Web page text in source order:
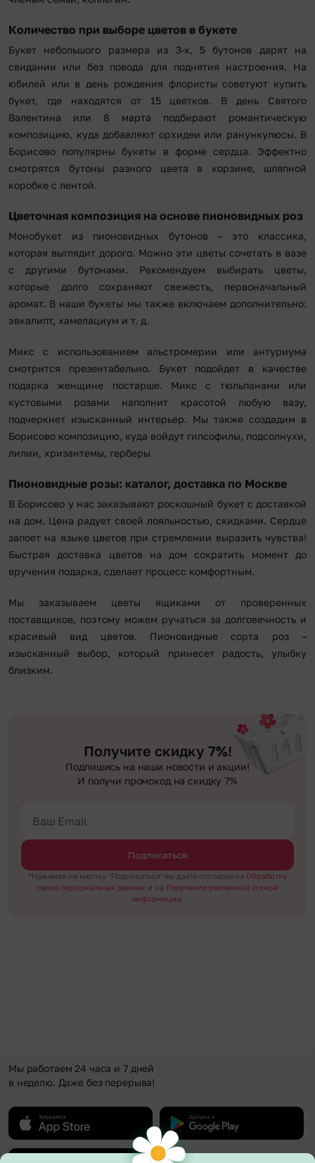
Количество при выборе цветов в букете
Букет небольшого размера из 3-х, 5 бутонов дарят на
свидании или без повода для поднятия настроения. На
юбилей или в день рождения флористы советуют купить
букет, где находятся от 15 цветков. В день Святого
Валентина или 8 марта подбирают романтическую
композицию, куда добавляют орхидеи или ранункулюсы. В
Борисово популярны букеты в форме сердца. Эффектно
смотрятся бутоны разного цвета в корзине, шляпной
коробке с лентой.
Цветочная композиция на основе пионовидных роз
Монобукет из пионовидных бутонов – это классика,
которая выглядит дорого. Можно эти цветы сочетать в вазе
с другими бутонами. Рекомендуем выбирать цветы,
которые долго сохраняют свежесть, первоначальный
аромат. В наши букеты мы также включаем дополнительно:
эвкалипт, хамелациум и т. д.
Микс с использованием альстромерии или антуриума
смотрится презентабельно. Букет подойдет в качестве
подарка женщине постарше. Микс с тюльпанами или
кустовыми розами наполнит красотой любую вазу,
подчеркнет изысканный интерьер. Мы также создадим в
Борисово композицию, куда войдут гипсофилы, подсолнухи,
лилии, хризантемы, герберы.
Пионовидные розы: каталог, доставка по Москве
В Борисово у нас заказывают роскошный букет с доставкой
на дом. Цена радует своей лояльностью, скидками. Сердце
запоет на языке цветов при стремлении выразить чувства!
Быстрая доставка цветов на дом сократить момент до
вручения подарка, сделает процесс комфортным.
Мы заказываем цветы ящиками от проверенных
поставщиков, поэтому можем ручаться за долговечность и
красивый вид цветов. Пионовидные сорта роз –
изысканный выбор, который принесет радость, улыбку
близким.
Получите скидку 7%!
Подпишись на наши новости и акции!
И получи промокод на скидку 7%
Подписаться
*Нажимая на кнопку "Подписаться" вы даёте согласие на Обработку
своих персональных данных и на Получение рекламной и иной
информации.
Мы работаем 24 часа и 7 дней
в неделю. Даже без перерыва!